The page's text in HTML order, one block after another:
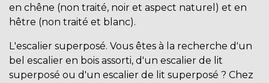
en chêne (non traité, noir et aspect naturel) et en
hêtre (non traité et blanc).
L'escalier superposé. Vous êtes à la recherche d'un
bel escalier en bois assorti, d'un escalier de lit
superposé ou d'un escalier de lit superposé ? Chez